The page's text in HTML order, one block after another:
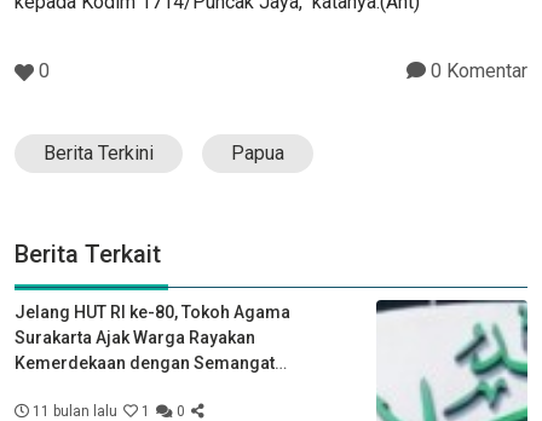
0 0 Komentar
Berita Terkini Papua
Berita Terkait
Jelang HUT RI ke-80, Tokoh Agama
Surakarta Ajak Warga Rayakan
Kemerdekaan dengan Semangat
11 bulan lalu 1 0